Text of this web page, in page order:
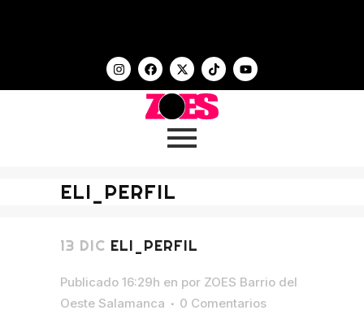
ELI_PERFIL
13 DIC ELI_PERFIL
Publicado 16:29h en por ZOES Barrio del
Oeste Salamanca
0 Comentarios